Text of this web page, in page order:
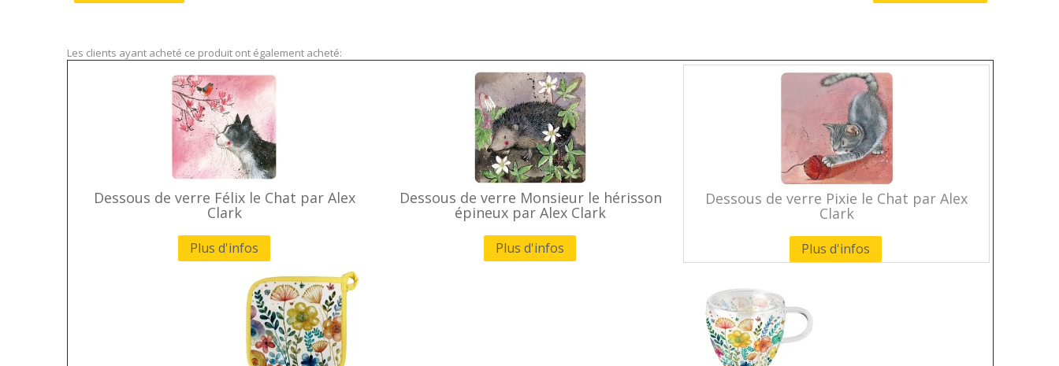
Les clients ayant acheté ce produit ont également acheté:
Dessous de verre Félix le Chat par Alex
Clark
Plus d'infos
Dessous de verre Monsieur le hérisson
épineux par Alex Clark
Plus d'infos
Dessous de verre Pixie le Chat par Alex
Clark
Plus d'infos